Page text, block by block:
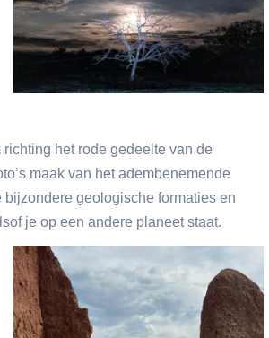
het rode gedeelte van de
maak van het adembenemende
geologische formaties en
je op een andere planeet staat.